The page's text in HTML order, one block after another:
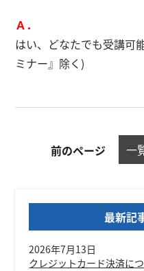
Ａ．
はい、どなたでも受講可
ミナー』除く)
前のページ 一
最新記
クレジットカード決済に
2026年7月13日